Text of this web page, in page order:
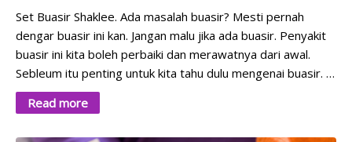
Set Buasir Shaklee. Ada masalah buasir? Mesti pernah
dengar buasir ini kan. Jangan malu jika ada buasir. Penyakit
buasir ini kita boleh perbaiki dan merawatnya dari awal.
Sebleum itu penting untuk kita tahu dulu mengenai buasir. …
Read more